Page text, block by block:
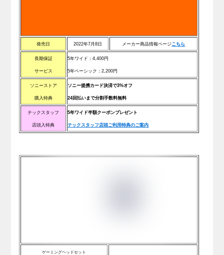
発売日 2022年7月8日 メーカー商品情報ページこちら
長期保証
サービス
5年ワイド：4 ,400円
5年ベーシック：2 ,200円
ソニーストア
購入特典
ソニー提携カード決済で3%オフ
24回払いまで分割手数料無料
テックスタッフ
店頭入特典
5年ワイド半額クーポンプレゼント
テックスタッフ店頭ご利用特典のご案内
ゲーミングヘッドセット